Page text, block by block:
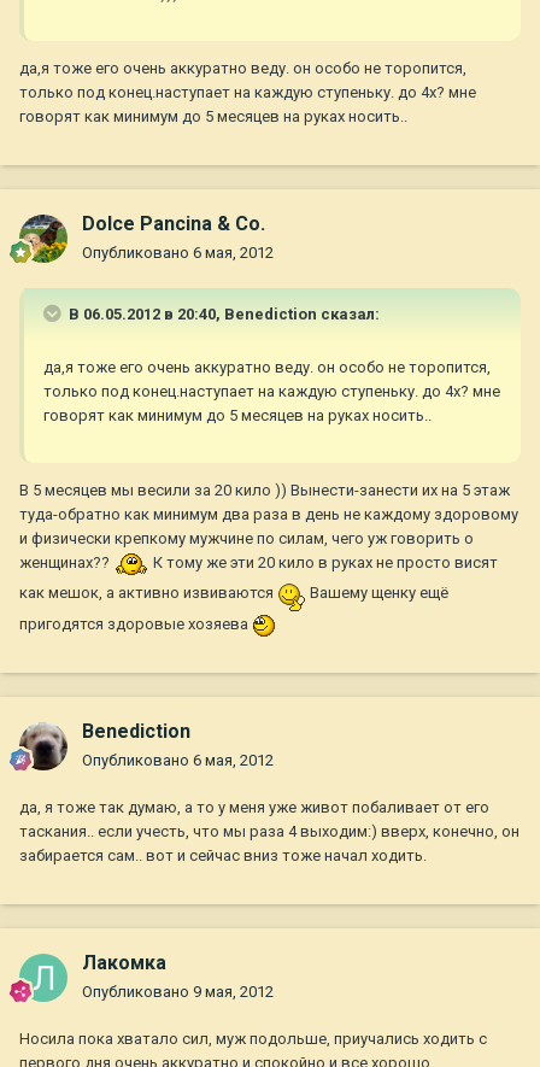
да,я тоже его очень аккуратно веду. он особо не торопится,
только под конец.наступает на каждую ступеньку. до 4х? мне
говорят как минимум до 5 месяцев на руках носить..
Dolce Pancina & Co.
Опубликовано 6 мая, 2012
В 06.05.2012 в 20:40, Benediction сказал:
да,я тоже его очень аккуратно веду. он особо не торопится,
только под конец.наступает на каждую ступеньку. до 4х? мне
говорят как минимум до 5 месяцев на руках носить..
В 5 месяцев мы весили за 20 кило )) Вынести-занести их на 5 этаж
туда-обратно как минимум два раза в день не каждому здоровому
и физически крепкому мужчине по силам, чего уж говорить о
женщинах??
К тому же эти 20 кило в руках не просто висят
как мешок, а активно извиваются
Вашему щенку ещё
пригодятся здоровые хозяева
Benediction
Опубликовано 6 мая, 2012
да, я тоже так думаю, а то у меня уже живот побаливает от его
таскания.. если учесть, что мы раза 4 выходим:) вверх, конечно, он
забирается сам.. вот и сейчас вниз тоже начал ходить.
Лакомка
Опубликовано 9 мая, 2012
Носила пока хватало сил, муж подольше, приучались ходить с
первого дня очень аккуратно и спокойно и все хорошо.